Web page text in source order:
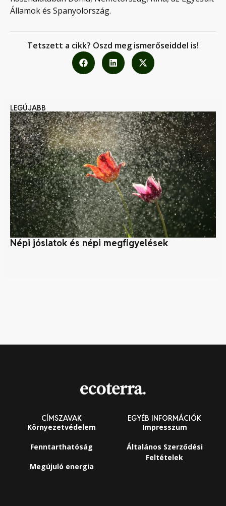
Államok és Spanyolország.
Tetszett a cikk? Oszd meg ismerőseiddel is!
LEGÚJABB
Népi jóslatok és népi megfigyelések
CÍMSZAVAK
Környezetvédelem
Fenntarthatóság
Megújuló energia
EGYÉB INFORMÁCIÓK
Impresszum
Általános Szerződési
Feltételek